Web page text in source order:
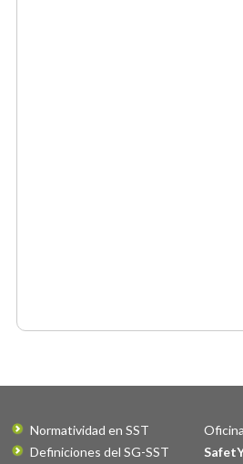
Normatividad en SST
Definiciones del SG-SST